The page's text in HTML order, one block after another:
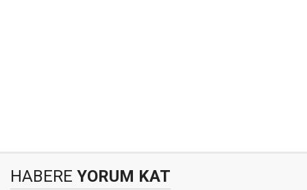
HABERE YORUM KAT